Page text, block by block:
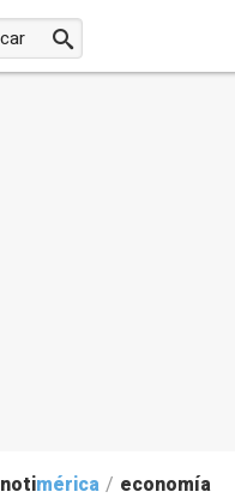
notimérica / economía